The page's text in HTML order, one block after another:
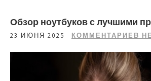
Обзор ноутбуков с лучшими
23 ИЮНЯ 2025 КОММЕНТАРИЕВ